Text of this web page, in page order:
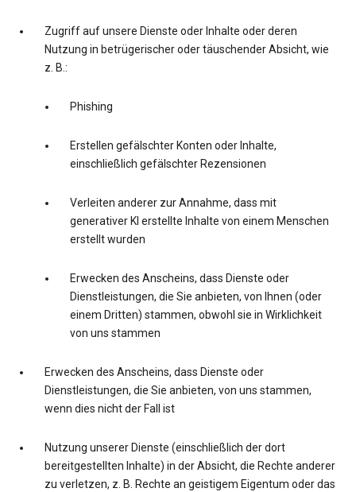
Zugriff auf unsere Dienste oder Inhalte oder deren
Nutzung in betrügerischer oder täuschender Absicht, wie
z. B.:
Phishing
Erstellen gefälschter Konten oder Inhalte,
einschließlich gefälschter Rezensionen
Verleiten anderer zur Annahme, dass mit
generativer KI erstellte Inhalte von einem Menschen
erstellt wurden
Erwecken des Anscheins, dass Dienste oder
Dienstleistungen, die Sie anbieten, von Ihnen (oder
einem Dritten) stammen, obwohl sie in Wirklichkeit
von uns stammen
Erwecken des Anscheins, dass Dienste oder
Dienstleistungen, die Sie anbieten, von uns stammen,
wenn dies nicht der Fall ist
Nutzung unserer Dienste (einschließlich der dort
bereitgestellten Inhalte) in der Absicht, die Rechte anderer
zu verletzen, z. B. Rechte an geistigem Eigentum oder das